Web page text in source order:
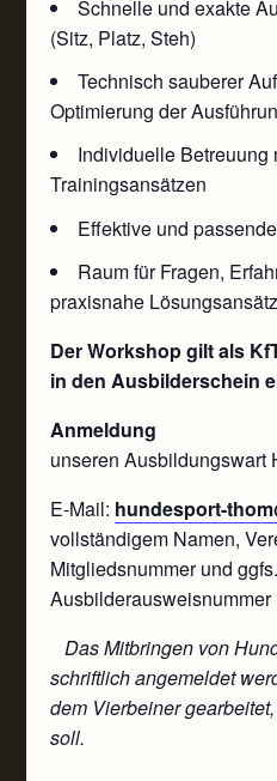
Schnelle und exakte
(Sitz, Platz, Steh)
Technisch sauberer
Optimierung der
Individuelle Betreuung
Trainingsansätzen
Effektive und
Raum für Fragen,
praxisnahe
Der Workshop gilt als
in den Ausbilderschein
Anmeldung per
unseren Ausbildungswart
E-Mail: hundesport-
vollständigem Namen,
Mitgliedsnummer und ggfs.
Ausbilderausweisnummer
Das Mitbringen von
schriftlich angemeldet
dem Vierbeiner
soll.